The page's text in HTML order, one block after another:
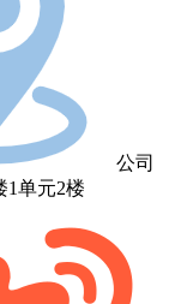
公司
1单元2楼